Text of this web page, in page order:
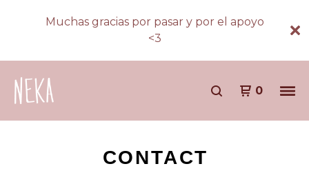
Muchas gracias por pasar y por el apoyo
<3
0
CONTACT